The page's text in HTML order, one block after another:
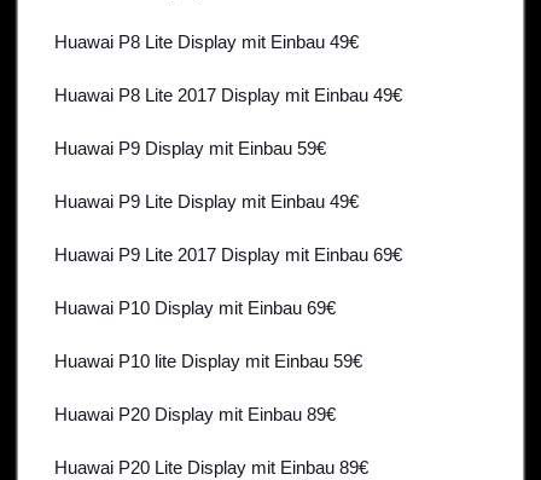
Huawai P8 Lite Display mit Einbau 49€
Huawai P8 Lite 2017 Display mit Einbau 49€
Huawai P9 Display mit Einbau 59€
Huawai P9 Lite Display mit Einbau 49€
Huawai P9 Lite 2017 Display mit Einbau 69€
Huawai P10 Display mit Einbau 69€
Huawai P10 lite Display mit Einbau 59€
Huawai P20 Display mit Einbau 89€
Huawai P20 Lite Display mit Einbau 89€